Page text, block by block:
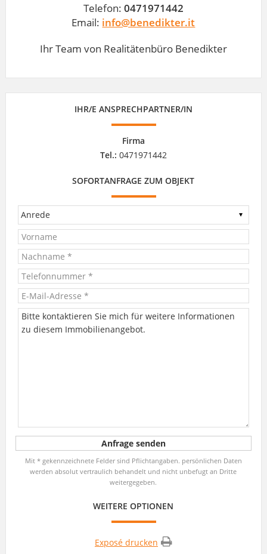
Telefon: 0471971442
Email: info@benedikter.it
Ihr Team von Realitätenbüro Benedikter
IHR/E ANSPRECHPARTNER/IN
Firma
Tel.: 0471971442
SOFORTANFRAGE ZUM OBJEKT
Mit * gekennzeichnete Felder sind Pflichtangaben. persönlichen Daten
werden absolut vertraulich behandelt und nicht unbefugt an Dritte
weitergegeben.
WEITERE OPTIONEN
Exposé drucken